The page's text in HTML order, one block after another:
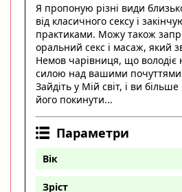
Я пропоную різні види
від класичного сексу і
практиками. Можу також
оральний секс і масаж, який
Немов чарівниця, що
силою над вашими почуттями
Зайдіть у Мій світ, і ви
його покинути...
Параметри
Вік
Зріст